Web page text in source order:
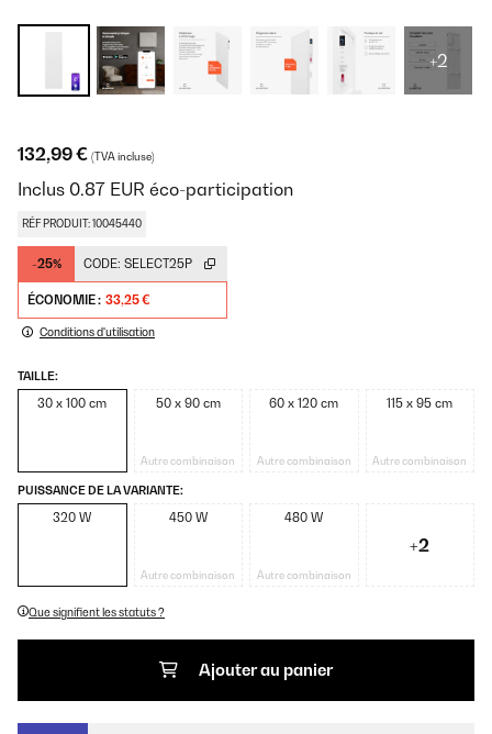
+2
132,99 € (TVA incluse)
Inclus 0.87 EUR éco-participation
RÉF PRODUIT: 10045440
-25% CODE: SELECT25P
ÉCONOMIE : 33,25 €
Conditions d'utilisation
TAILLE:
30 x 100 cm 50 x 90 cm
Autre combinaison
60 x 120 cm
Autre combinaison
115 x 95 cm
Autre combinaison
PUISSANCE DE LA VARIANTE:
320 W 450 W
Autre combinaison
480 W
Autre combinaison
+2
Que signifient les statuts ?
Ajouter au panier